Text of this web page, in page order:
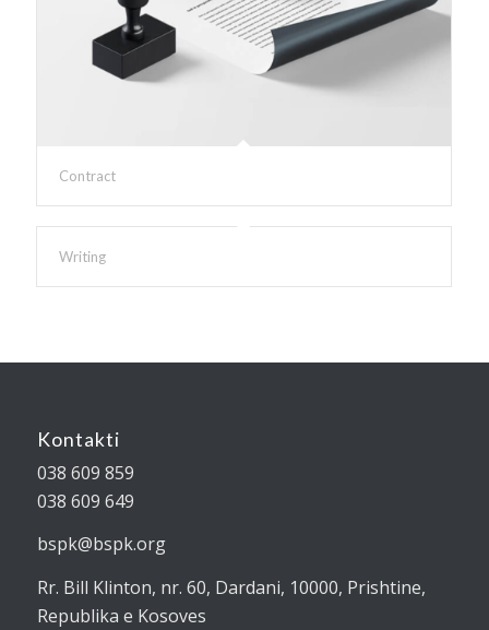
Contract
Writing
Kontakti
038 609 859
038 609 649
bspk@bspk.org
Rr. Bill Klinton, nr. 60, Dardani, 10000, Prishtine,
Republika e Kosoves